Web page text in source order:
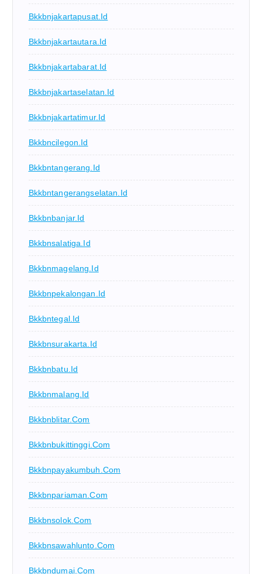
Bkkbnjakartapusat.id
Bkkbnjakartautara.id
Bkkbnjakartabarat.id
Bkkbnjakartaselatan.id
Bkkbnjakartatimur.id
Bkkbncilegon.id
Bkkbntangerang.id
Bkkbntangerangselatan.id
Bkkbnbanjar.id
Bkkbnsalatiga.id
Bkkbnmagelang.id
Bkkbnpekalongan.id
Bkkbntegal.id
Bkkbnsurakarta.id
Bkkbnbatu.id
Bkkbnmalang.id
Bkkbnblitar.com
Bkkbnbukittinggi.com
Bkkbnpayakumbuh.com
Bkkbnpariaman.com
Bkkbnsolok.com
Bkkbnsawahlunto.com
Bkkbndumai.com